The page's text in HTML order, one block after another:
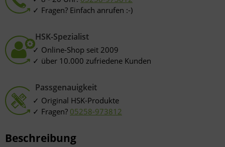
Fragen? Einfach anrufen :-)
HSK-Spezialist
Online-Shop seit 2009
über 10.000 zufriedene Kunden
Passgenauigkeit
Original HSK-Produkte
Fragen? 05258-973812
Beschreibung